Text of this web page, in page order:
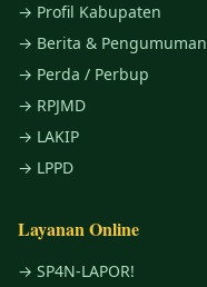
→ Profil Kabupaten
→ Berita & Pengumuman
→ Perda / Perbup
→ RPJMD
→ LAKIP
→ LPPD
Layanan Online
→ SP4N-LAPOR!